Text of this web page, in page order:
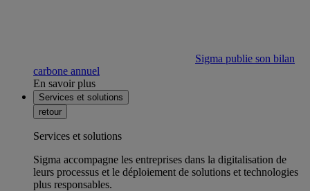
Sigma publie son bilan
carbone annuel
En savoir plus
Services et solutions
retour
Services et solutions
Sigma accompagne les entreprises dans la digitalisation de
leurs processus et le déploiement de solutions et technologies
plus responsables.